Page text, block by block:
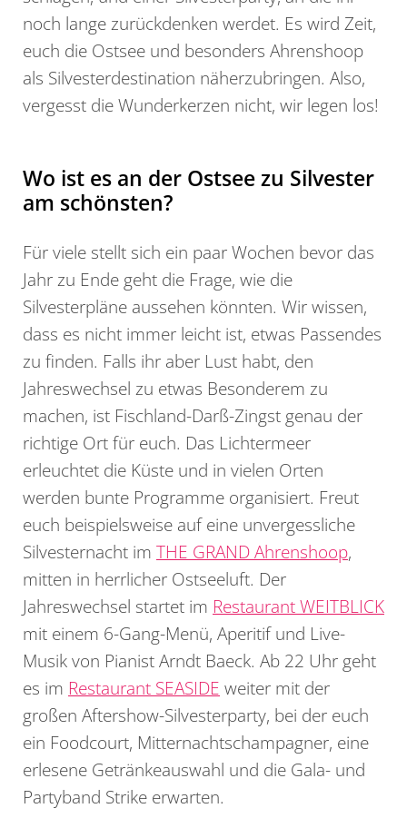
noch lange zurückdenken werdet. Es wird Zeit,
euch die Ostsee und besonders Ahrenshoop
als Silvesterdestination näherzubringen. Also,
vergesst die Wunderkerzen nicht, wir legen los!
Wo ist es an der Ostsee zu Silvester
am schönsten?
Für viele stellt sich ein paar Wochen bevor das
Jahr zu Ende geht die Frage, wie die
Silvesterpläne aussehen könnten. Wir wissen,
dass es nicht immer leicht ist, etwas Passendes
zu finden. Falls ihr aber Lust habt, den
Jahreswechsel zu etwas Besonderem zu
machen, ist Fischland-Darß-Zingst genau der
richtige Ort für euch. Das Lichtermeer
erleuchtet die Küste und in vielen Orten
werden bunte Programme organisiert. Freut
euch beispielsweise auf eine unvergessliche
Silvesternacht im THE GRAND Ahrenshoop,
mitten in herrlicher Ostseeluft. Der
Jahreswechsel startet im Restaurant WEITBLICK
mit einem 6-Gang-Menü, Aperitif und Live-
Musik von Pianist Arndt Baeck. Ab 22 Uhr geht
es im Restaurant SEASIDE weiter mit der
großen Aftershow-Silvesterparty, bei der euch
ein Foodcourt, Mitternachtschampagner, eine
erlesene Getränkeauswahl und die Gala- und
Partyband Strike erwarten.